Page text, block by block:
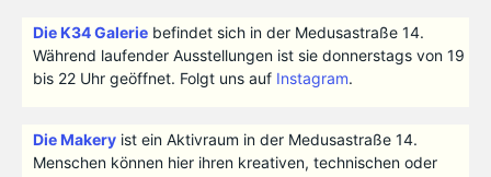
Die K34 Galeriebefindet sich in der Medusastraße 14.
Während laufender Ausstellungen ist sie donnerstags von 19
bis 22 Uhr geöffnet. Folgt uns auf Instagram.
Die Makeryist ein Aktivraum in der Medusastraße 14.
Menschen können hier ihren kreativen, technischen oder